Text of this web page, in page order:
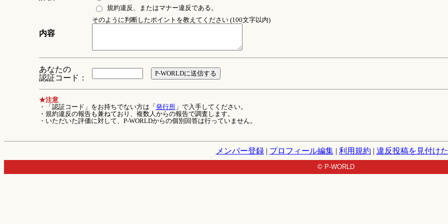
規約違反、またはマナー違反である。
内容
そのように判断したポイントを教えてください (100文字以内)
あなたの
認証コード：
★注意
・「認証コード」をお持ちでない方は「 発行所」で入手してください。
・規約違反の報告も兼ねており、複数人からの報告で調査します。
・いただいた評価に対して、P-WORLDからの個別回答は行っていません。
メンバー登録| プロフィール編集| 利用規約 | 違反投稿を見付け
© P-WORLD